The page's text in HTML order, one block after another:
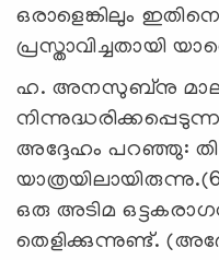
ഒരാളെങ്കിലും
പ്രസ്താവിച്ചതായി
ഹ. അനസുബ്‌നു
അദ്ദേഹം പറഞ്ഞു:
ഒരു അടിമ
തെളിക്കുന്നുണ്ട്.